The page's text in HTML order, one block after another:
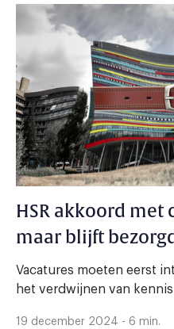
HSR akkoord met
maar blijft
Vacatures moeten eerst
het verdwijnen van
19 december 2024 - 6 min.